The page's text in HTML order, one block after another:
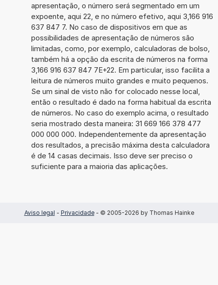
apresentação, o número será segmentado em um
expoente, aqui 22, e no número efetivo, aqui 3,166 916
637 847 7. No caso de dispositivos em que as
possibilidades de apresentação de números são
limitadas, como, por exemplo, calculadoras de bolso,
também há a opção da escrita de números na forma
3,166 916 637 847 7E+22. Em particular, isso facilita a
leitura de números muito grandes e muito pequenos.
Se um sinal de visto não for colocado nesse local,
então o resultado é dado na forma habitual da escrita
de números. No caso do exemplo acima, o resultado
seria mostrado desta maneira: 31 669 166 378 477
000 000 000. Independentemente da apresentação
dos resultados, a precisão máxima desta calculadora
é de 14 casas decimais. Isso deve ser preciso o
suficiente para a maioria das aplicações.
Aviso legal - Privacidade- © 2005-2026 by Thomas Hainke